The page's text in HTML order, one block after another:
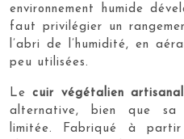
environnement humide
faut privilégier un
l’abri de l’humidité, en
peu utilisées.
Lecuir végétalien artisanal
alternative, bien que sa
limitée. Fabriqué à